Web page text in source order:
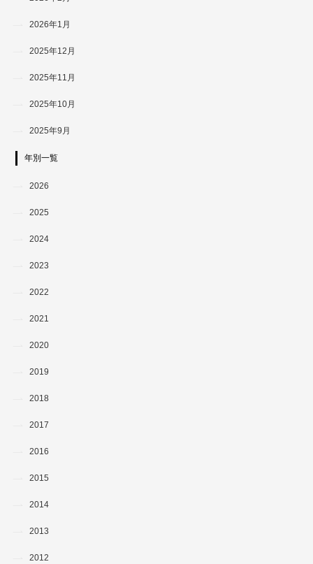
2026年1月
2025年12月
2025年11月
2025年10月
2025年9月
年別一覧
2026
2025
2024
2023
2022
2021
2020
2019
2018
2017
2016
2015
2014
2013
2012